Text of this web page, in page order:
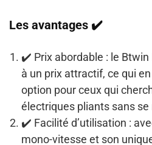
Les avantages ✔️
✔️ Prix abordable : le Btwin
à un prix attractif, ce qui
option pour ceux qui
électriques pliants sans se
✔️ Facilité d’utilisation :
mono-vitesse et son